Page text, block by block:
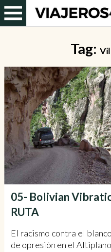
Tag:
05- Bolivian
RUTA
El racismo contra el
de opresión en el